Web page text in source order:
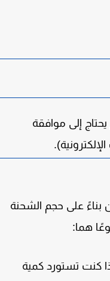
إلى موافقة
على حجم الشحنة
هما:
كنت تستورد كمية